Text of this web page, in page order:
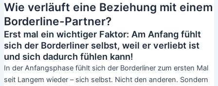
Wie verläuft eine Beziehung mit einem
Borderline-Partner?
Erst mal ein wichtiger Faktor: Am Anfang fühlt
sich der Borderliner selbst, weil er verliebt ist
und sich dadurch fühlen kann!
In der Anfangsphase fühlt sich der Borderliner zum ersten Mal
seit Langem wieder – sich selbst. Nicht den anderen. Sondern